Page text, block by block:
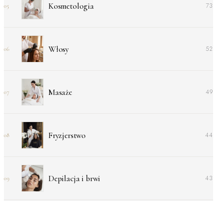
05 Kosmetologia 73
06 Włosy 52
07 Masaże 49
08 Fryzjerstwo 44
09 Depilacja i brwi 43